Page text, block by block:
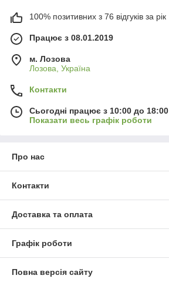
100% позитивних з 76 відгуків за рік
Працює з 08.01.2019
м. Лозова
Лозова, Україна
Контакти
Сьогодні працює з 10:00 до 18:00
Показати весь графік роботи
Про нас
Контакти
Доставка та оплата
Графік роботи
Повна версія сайту